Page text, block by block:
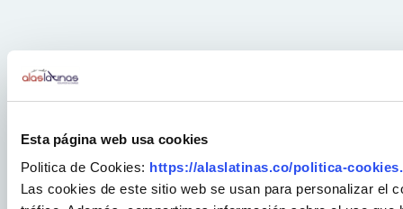
Esta página web usa cookies
Politica de Cookies: https://alaslatinas.co/politica-
Las cookies de este sitio web se usan para personalizar el